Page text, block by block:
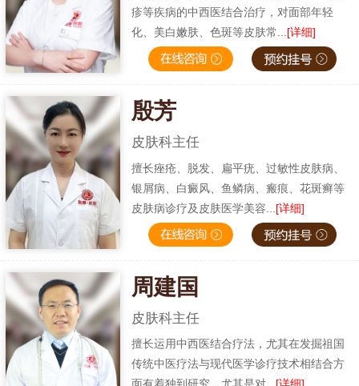
疹等疾病的中西医结合治疗，对面部年轻
化、美白嫩肤、色斑等皮肤常... [详细]
殷芳
皮肤科主任
擅长痤疮、脱发、扁平疣、过敏性皮肤病、
银屑病、白癜风、鱼鳞病、瘢痕、花斑癣等
皮肤病诊疗及皮肤医学美容... [详细]
周建国
皮肤科主任
擅长运用中西医结合疗法，尤其在发掘祖国
传统中医疗法与现代医学诊疗技术相结合方